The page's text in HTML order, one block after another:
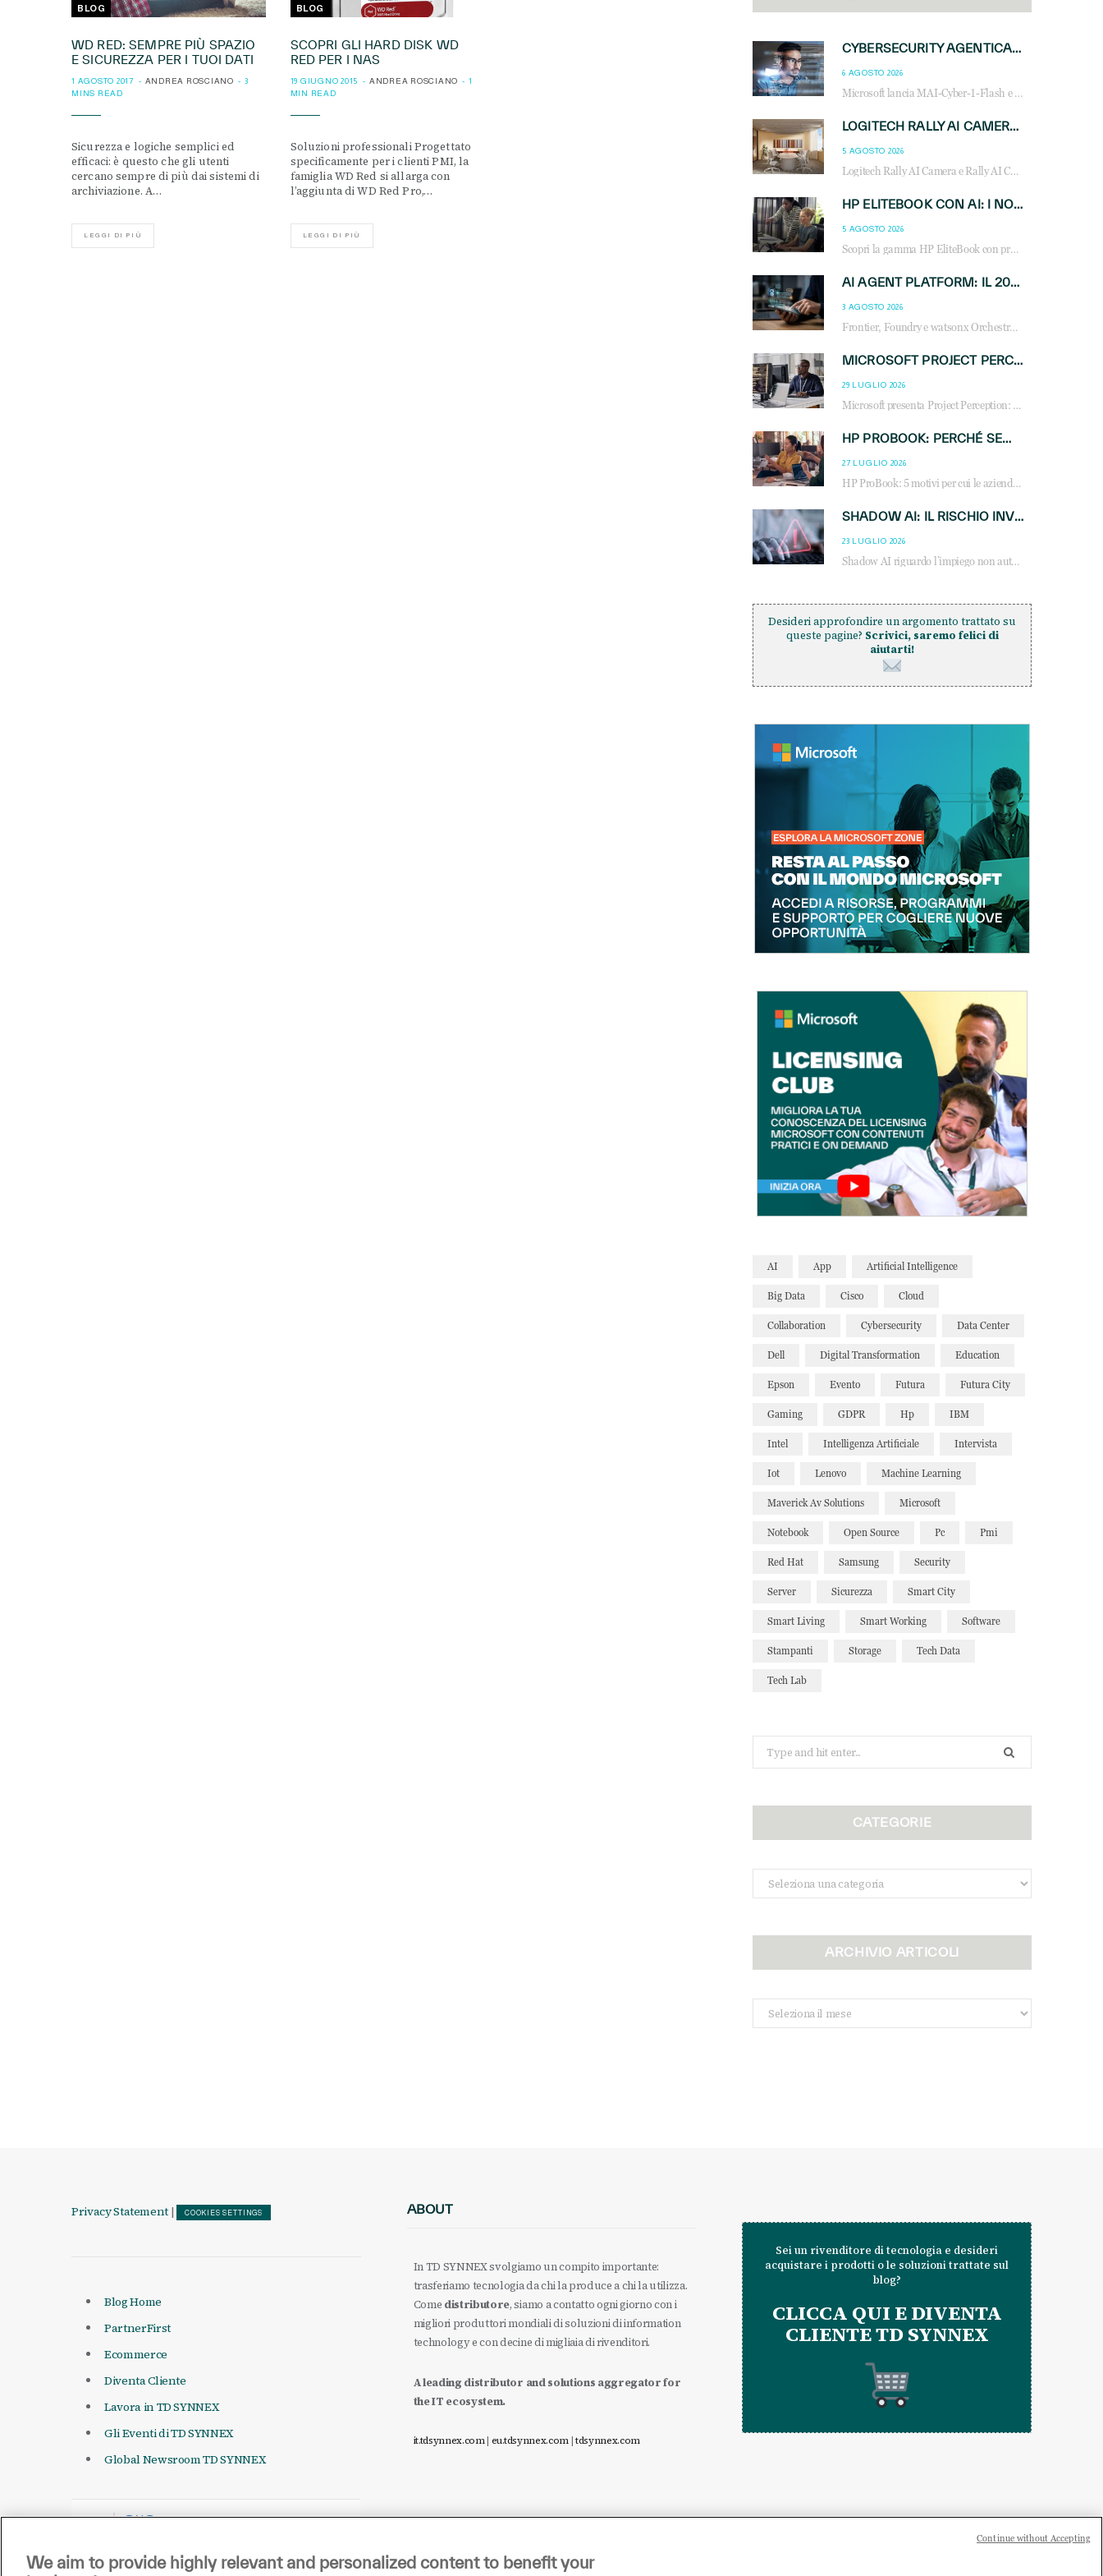
BLOG
WD RED: SEMPRE PIÙ SPAZIO
E SICUREZZA PER I TUOI DATI
1 AGOSTO 2017 ANDREA ROSCIANO
3
MINS READ
Sicurezza e logiche semplici ed
efficaci: è questo che gli utenti
cercano sempre di più dai sistemi di
archiviazione. A…
LEGGI DI PIÙ
BLOG
SCOPRI GLI HARD DISK WD
RED PER I NAS
19 GIUGNO 2015 ANDREA ROSCIANO
1
MIN READ
Soluzioni professionali Progettato
specificamente per i clienti PMI, la
famiglia WD Red si allarga con
l’aggiunta di WD Red Pro,…
LEGGI DI PIÙ
CYBERSECURITY AGENTICA: CON PERCEPTION E MAI-CYBER-1-FLASH MICROSOFT APRE NUOVI SERVIZI PER IL CANALE
6 AGOSTO 2026
Microsoft lancia MAI-Cyber-1-Flash e Perception: cybersecurity agentica in preview dal 3 novembre. Cosa cambia per MSP, system integrator e reseller.
LOGITECH RALLY AI CAMERA: L’INTELLIGENZA ARTIFICIALE ENTRA NELLE SALE RIUNIONI DI NUOVA GENERAZIONE
5 AGOSTO 2026
Logitech Rally AI Camera e Rally AI Camera Pro trasformano gli spazi di collaborazione con AI, inquadratura intelligente, multi-camera e gestione avanzata dei meeting ibridi.
HP ELITEBOOK CON AI: I NOTEBOOK BUSINESS INTELLIGENTI CHE TRASFORMANO PRODUTTIVITÀ, SICUREZZA E LAVORO IBRIDO
5 AGOSTO 2026
Scopri la gamma HP EliteBook con processori Intel® Core™ Ultra e AMD Ryzen™ AI. Notebook business progettati per aumentare la produttività, migliorare la collaborazione e garantire sicurezza avanzata in ufficio e in mobilità.
AI AGENT PLATFORM: IL 2026 È L’ANNO DEL «SISTEMA OPERATIVO» PER GLI AGENTI AZIENDALI
3 AGOSTO 2026
Frontier, Foundry e watsonx Orchestrate: la guerra delle piattaforme AI agent ridisegna il mercato IT. Cosa cambia per reseller, MSP e system integrator.
MICROSOFT PROJECT PERCEPTION: COME GLI AGENTI AI CAMBIERANNO SOC, CYBERSECURITY E SERVIZI MSP
29 LUGLIO 2026
Microsoft presenta Project Perception: scopri come gli agenti AI possono trasformare cybersecurity, SOC e servizi gestiti degli MSP.
HP PROBOOK: PERCHÉ SEMPRE PIÙ AZIENDE SCELGONO NOTEBOOK PROGETTATI PER IL LAVORO MODERNO
27 LUGLIO 2026
HP ProBook: 5 motivi per cui le aziende scelgono i notebook business HP per migliorare produttività, sicurezza e gestione dell’AI.
SHADOW AI: IL RISCHIO INVISIBILE CHE LE AZIENDE POSSONO GOVERNARE
23 LUGLIO 2026
Shadow AI riguardo l’impiego non autorizzato di sistemi AI all’interno dell’azienda. E’ una pratica che si diffonde a partire dai dipendenti fino ai dirigenti e mette a repentaglio la cybersecurity, con costi più elevati per le organizzazioni. Due recenti report illustrano il fenomeno e forniscono dati in merito
Desideri approfondire un argomento trattato su
queste pagine? Scrivici, saremo felici di
aiutarti!
AI App Artificial Intelligence
Big Data Cisco Cloud
Collaboration Cybersecurity Data Center
Dell Digital Transformation Education
Epson Evento Futura Futura City
Gaming GDPR Hp IBM
Intel Intelligenza Artificiale Intervista
Iot Lenovo Machine Learning
Maverick Av Solutions Microsoft
Notebook Open Source Pc Pmi
Red Hat Samsung Security
Server Sicurezza Smart City
Smart Living Smart Working Software
Stampanti Storage Tech Data
Tech Lab
for:
CATEGORIE
Categorie
ARCHIVIO ARTICOLI
Archivio
Articoli
Privacy Statement | COOKIES SETTINGS
Blog Home
PartnerFirst
Ecommerce
Diventa Cliente
Lavora in TD SYNNEX
Gli Eventi di TD SYNNEX
Global Newsroom TD SYNNEX
ABOUT
In TD SYNNEX svolgiamo un compito importante:
trasferiamo tecnologia da chi la produce a chi la utilizza.
Come distributore, siamo a contatto ogni giorno con i
migliori produttori mondiali di soluzioni di information
technology e con decine di migliaia di rivenditori.
A leading distributor and solutions aggregator for
the IT ecosystem.
it.tdsynnex.com| eu.tdsynnex.com|tdsynnex.com
Sei un rivenditore di tecnologia e desideri
acquistare i prodotti o le soluzioni trattate sul
blog?
CLICCA QUI E DIVENTA
CLIENTE TD SYNNEX
We aim to provide highly relevant and personalized content to benefit your
Continue without Accepting